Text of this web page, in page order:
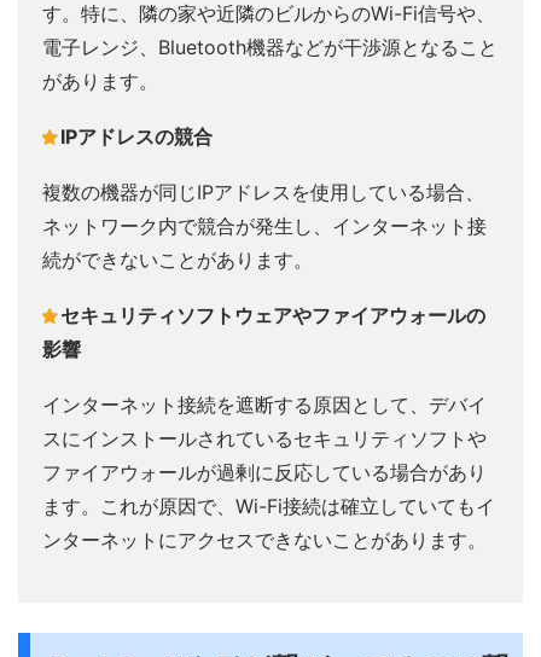
す。特に、隣の家や近隣のビルからのWi-Fi信号や、
電子レンジ、Bluetooth機器などが干渉源となること
があります。
IPアドレスの競合
複数の機器が同じIPアドレスを使用している場合、
ネットワーク内で競合が発生し、インターネット接
続ができないことがあります。
セキュリティソフトウェアやファイアウォールの
影響
インターネット接続を遮断する原因として、デバイ
スにインストールされているセキュリティソフトや
ファイアウォールが過剰に反応している場合があり
ます。これが原因で、Wi-Fi接続は確立していてもイ
ンターネットにアクセスできないことがあります。